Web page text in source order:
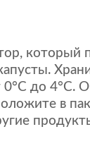
который
до 4°C.
в